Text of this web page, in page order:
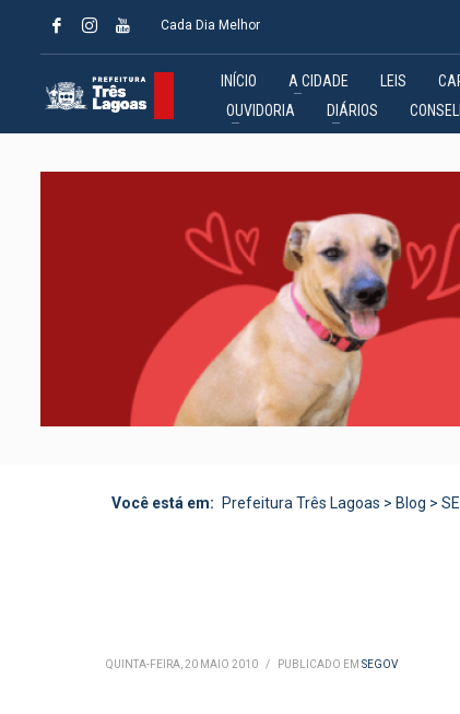
Cada Dia Melhor
INÍCIO A CIDADE LEIS
OUVIDORIA
DIÁRIOS
Você está em: Prefeitura Três Lagoas > Blog >
QUINTA-FEIRA, 20 MAIO 2010 / PUBLICADO EM SEGOV